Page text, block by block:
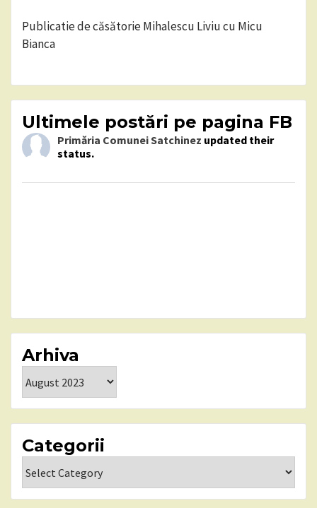
Publicatie de căsătorie Mihalescu Liviu cu Micu
Bianca
Ultimele postări pe pagina FB
Primăria Comunei Satchinez updated their
status.
Arhiva
Categorii